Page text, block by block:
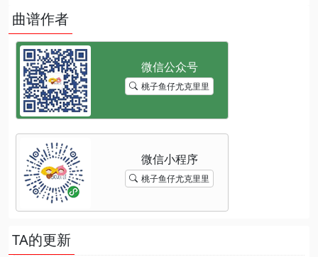
曲谱作者
桃子鱼仔尤克里里
桃子鱼仔尤克里里
TA的更新